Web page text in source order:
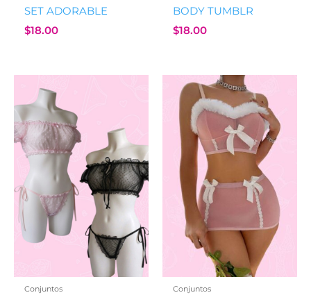
SET ADORABLE
$18.00
BODY TUMBLR
$18.00
Conjuntos Conjuntos